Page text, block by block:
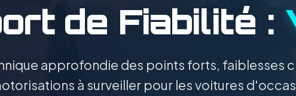
de Fiabilité :
approfondie des points forts, faiblesses
à surveiller pour les voitures